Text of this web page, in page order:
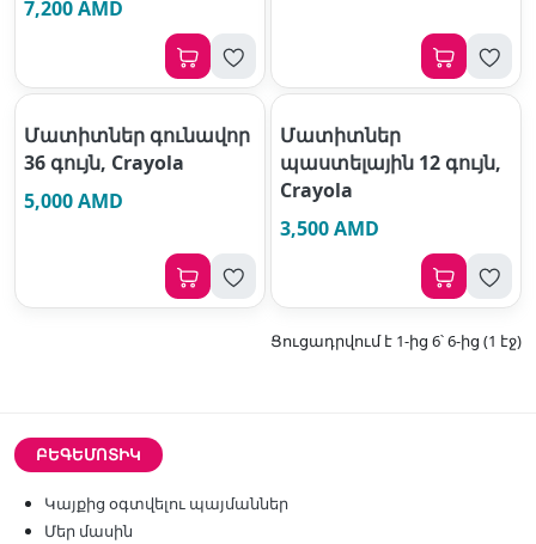
7,200 AMD
Մատիտներ գունավոր
36 գույն, Crayola
5,000 AMD
Մատիտներ
պաստելային 12 գույն,
Crayola
3,500 AMD
Ցուցադրվում է 1-ից 6՝ 6-ից (1 էջ)
ԲԵԳԵՄՈՏԻԿ
Կայքից օգտվելու պայմաններ
Մեր մասին